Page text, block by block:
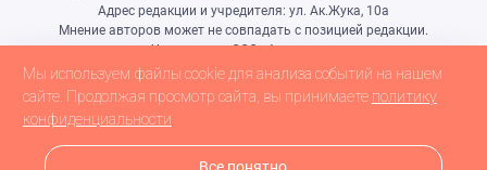
Адрес редакции и учредителя: ул. Ак.Жука, 10а
Мнение авторов может не совпадать с позицией редакции.
Учредитель: ООО «Агентство»
Гл.редактор Ивлиева Н.Н.
Настоящий ресурс может содержать материалы 18+
Мы используем файлы cookie для анализа событий на нашем
сайте. Продолжая просмотр сайта, вы принимаете политику
конфиденциальности